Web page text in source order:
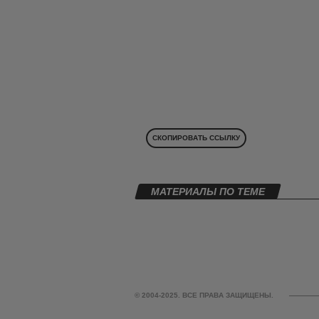
СКОПИРОВАТЬ ССЫЛКУ
МАТЕРИАЛЫ ПО ТЕМЕ
© 2004-2025. ВСЕ ПРАВА ЗАЩИЩЕНЫ.